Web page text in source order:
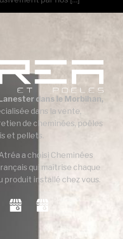
dans le Morbihan,
dans la vente,
de cheminées, poêles
et pellets.
a choisi Cheminées
qui maîtrise chaque
produit installé chez vous.